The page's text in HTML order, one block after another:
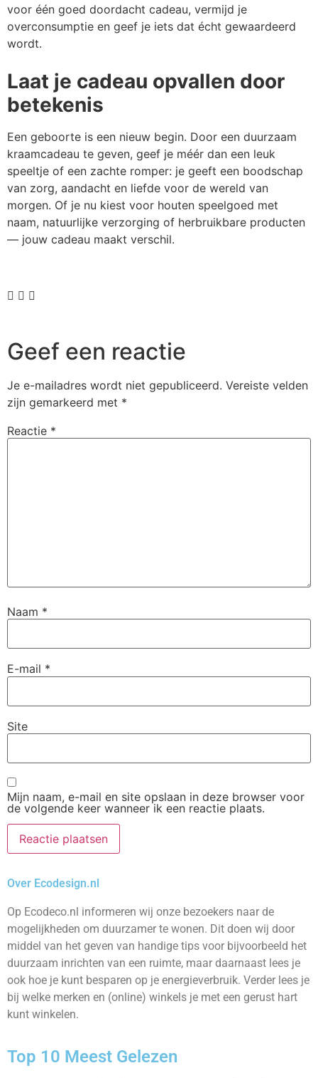
voor één goed doordacht cadeau, vermijd je
overconsumptie en geef je iets dat écht gewaardeerd
wordt.
Laat je cadeau opvallen door
betekenis
Een geboorte is een nieuw begin. Door een duurzaam
kraamcadeau te geven, geef je méér dan een leuk
speeltje of een zachte romper: je geeft een boodschap
van zorg, aandacht en liefde voor de wereld van
morgen. Of je nu kiest voor houten speelgoed met
naam, natuurlijke verzorging of herbruikbare producten
— jouw cadeau maakt verschil.
Geef een reactie
Je e-mailadres wordt niet gepubliceerd. Vereiste velden
zijn gemarkeerd met *
Reactie *
Naam *
E-mail *
Site
Mijn naam, e-mail en site opslaan in deze browser voor
de volgende keer wanneer ik een reactie plaats.
Over Ecodesign.nl
Op Ecodeco.nl informeren wij onze bezoekers naar de
mogelijkheden om duurzamer te wonen. Dit doen wij door
middel van het geven van handige tips voor bijvoorbeeld het
duurzaam inrichten van een ruimte, maar daarnaast lees je
ook hoe je kunt besparen op je energieverbruik. Verder lees je
bij welke merken en (online) winkels je met een gerust hart
kunt winkelen.
Top 10 Meest Gelezen